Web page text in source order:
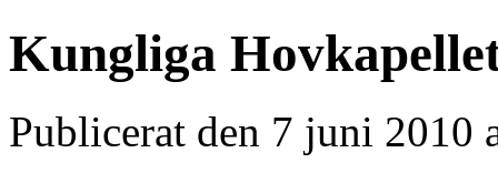
Kungliga
Publicerat den 7 juni 2010